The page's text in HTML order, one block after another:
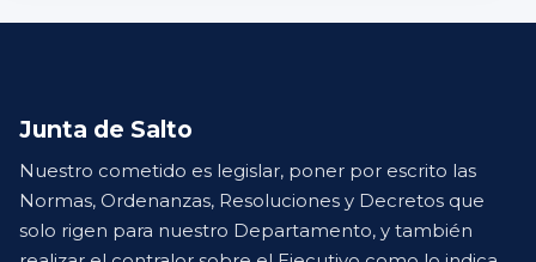
Junta de Salto
Nuestro cometido es legislar, poner por escrito las
Normas, Ordenanzas, Resoluciones y Decretos que
solo rigen para nuestro Departamento, y también